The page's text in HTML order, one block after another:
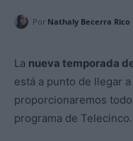
Por Nathaly Becerra Rico
La nueva temporada
está a punto de llegar
proporcionaremos
programa de Telecinco.